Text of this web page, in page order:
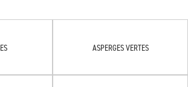
ASPERGES VERTES